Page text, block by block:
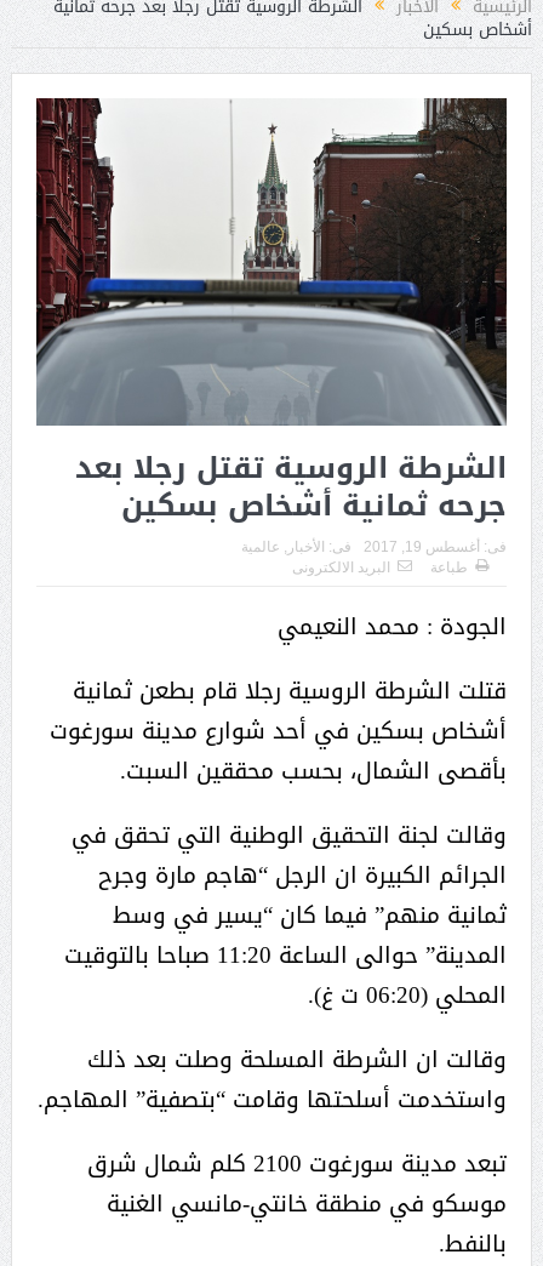
أشخاص بسكين
الشرطة الروسية تقتل رجلا بعد
جرحه ثمانية أشخاص بسكين
فى: أغسطس 19, 2017 فى: الأخبار
عالمية
طباعة
البريد الالكترونى
الجودة : محمد النعيمي
قتلت الشرطة الروسية رجلا قام بطعن ثمانية
أشخاص بسكين في أحد شوارع مدينة سورغوت
بأقصى الشمال، بحسب محققين السبت.
وقالت لجنة التحقيق الوطنية التي تحقق في
الجرائم الكبيرة ان الرجل “هاجم مارة وجرح
ثمانية منهم” فيما كان “يسير في وسط
المدينة” حوالى الساعة 11:20 صباحا بالتوقيت
المحلي (06:20 ت غ).
وقالت ان الشرطة المسلحة وصلت بعد ذلك
واستخدمت أسلحتها وقامت “بتصفية” المهاجم.
تبعد مدينة سورغوت 2100 كلم شمال شرق
موسكو في منطقة خانتي-مانسي الغنية
بالنفط.